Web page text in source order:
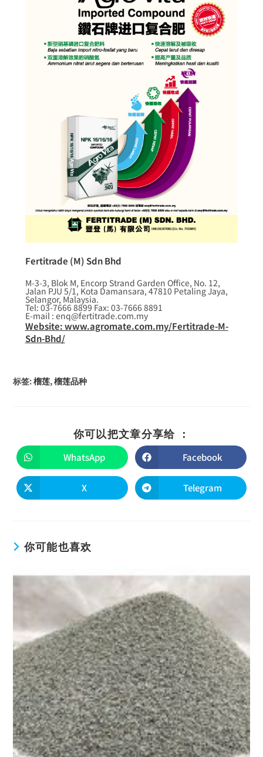
Fertitrade (M) Sdn Bhd
M-3-3, Blok M, Encorp Strand Garden Office, No. 12,
Jalan PJU 5/1, Kota Damansara, 47810 Petaling Jaya,
Selangor, Malaysia.
Tel: 03-7666 8899 Fax: 03-7666 8891
E-mail : enq@fertitrade.com.my
Website: www.agromate.com.my/Fertitrade-M-
Sdn-Bhd/
标签:榴莲,榴莲品种
你可以把文章分享给 ：
WhatsApp Facebook
X Telegram
你可能也喜欢